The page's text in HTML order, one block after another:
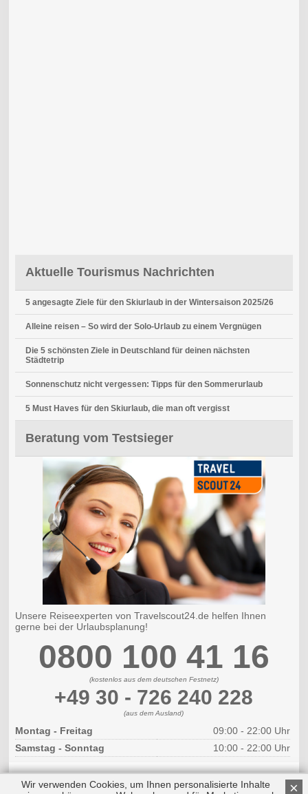
Aktuelle Tourismus Nachrichten
5 angesagte Ziele für den Skiurlaub in der Wintersaison 2025/26
Alleine reisen – So wird der Solo-Urlaub zu einem Vergnügen
Die 5 schönsten Ziele in Deutschland für deinen nächsten
Städtetrip
Sonnenschutz nicht vergessen: Tipps für den Sommerurlaub
5 Must Haves für den Skiurlaub, die man oft vergisst
Beratung vom Testsieger
Unsere Reiseexperten von Travelscout24.de helfen Ihnen
gerne bei der Urlaubsplanung!
0800 100 41 16
(kostenlos aus dem deutschen Festnetz)
+49 30 - 726 240 228
(aus dem Ausland)
Montag - Freitag
09:00 - 22:00 Uhr
Samstag - Sonntag
10:00 - 22:00 Uhr
×
Wir verwenden Cookies, um Ihnen personalisierte Inhalte